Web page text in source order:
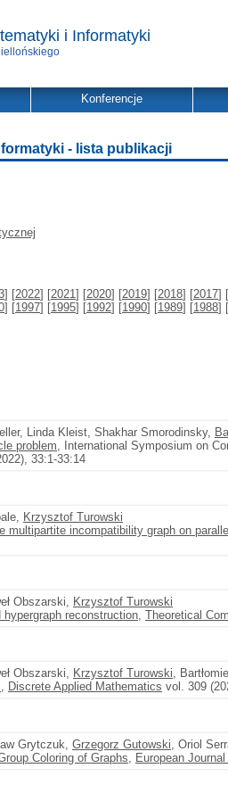
i Informatyki
Konferencje
- lista publikacji
] [2022] [2021] [2020] [2019] [2018] [2017] [
] [1997] [1995] [1992] [1990] [1989] [1988] [
Linda Kleist, Shakhar Smorodinsky,
problem, International Symposium on
33:1-33:14
Krzysztof Turowski
multipartite incompatibility graph on
Obszarski, Krzysztof Turowski
reconstruction, Theoretical
Obszarski, Krzysztof Turowski,
, Discrete Applied Mathematics vol. 309
Grytczuk, Grzegorz Gutowski, Oriol
Coloring of Graphs, European